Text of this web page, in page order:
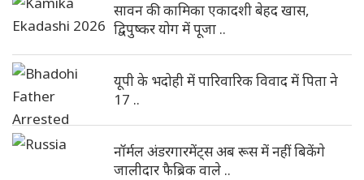
सावन की कामिका एकादशी बेहद खास,
द्विपुष्कर योग में पूजा ..
यूपी के भदोही में पारिवारिक विवाद में पिता ने
17 ..
नॉर्मल अंडरगारमेंट्स अब रूस में नहीं बिकेंगे
जालीदार फैब्रिक वाले ..